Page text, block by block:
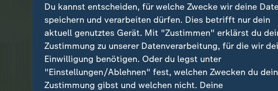
Du kannst entscheiden, für welche Zwecke wir deine
speichern und verarbeiten dürfen. Dies betrifft nur dein
aktuell genutztes Gerät. Mit "Zustimmen" erklärst du
Zustimmung zu unserer Datenverarbeitung, für die wir
Einwilligung benötigen. Oder du legst unter
"Einstellungen/Ablehnen" fest, welchen Zwecken du
Zustimmung gibst und welchen nicht. Deine